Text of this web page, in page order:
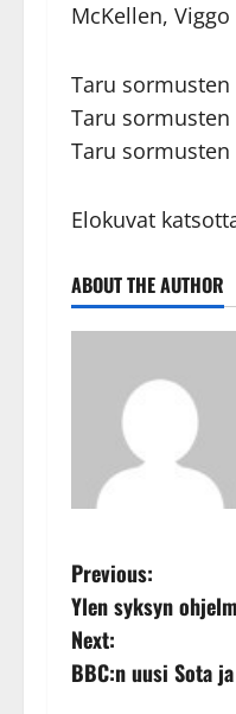
McKellen,
Taru sormusten
Taru sormusten
Taru sormusten
Elokuvat
ABOUT THE AUTHOR
P
o
s
Previous:
Ylen syksyn
Next:
BBC:n uusi Sota